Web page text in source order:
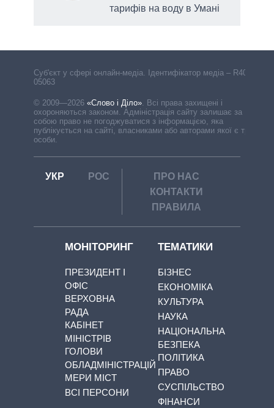
тарифів на воду в Умані
Cуб'єкт у сфері онлайн-медіа. Ідентифікатор медіа – R40-
05063
© 2009—2026 «Слово і Діло». Всі права захищені і
охороняються законом. Адміністрація сайту залишає за
собою право не погоджуватися з інформацією, яка
публікується на сайті, власниками або авторами якої є треті
особи.
УКР РОС
ПРО НАС
КОНТАКТИ
ПРАВИЛА
МОНІТОРИНГ
ПРЕЗИДЕНТ І
ОФІС
ВЕРХОВНА
РАДА
КАБІНЕТ
МІНІСТРІВ
ГОЛОВИ
ОБЛАДМІНІСТРАЦІЙ
МЕРИ МІСТ
ВСІ ПЕРСОНИ
ТЕМАТИКИ
БІЗНЕС
ЕКОНОМІКА
КУЛЬТУРА
НАУКА
НАЦІОНАЛЬНА
БЕЗПЕКА
ПОЛІТИКА
ПРАВО
СУСПІЛЬСТВО
ФІНАНСИ